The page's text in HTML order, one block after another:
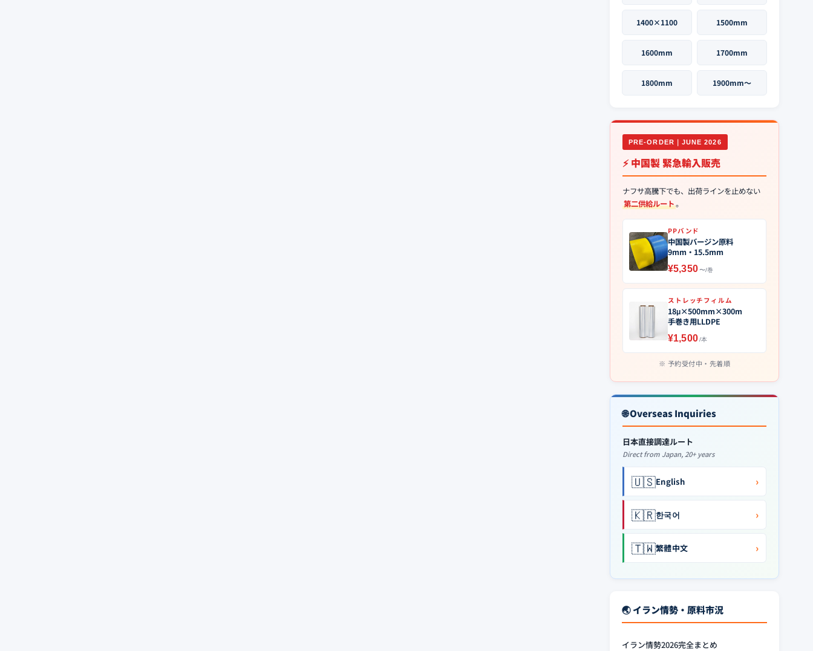
1400×1100 1500mm
1600mm 1700mm
1800mm 1900mm〜
PRE-ORDER｜JUNE 2026
⚡ 中国製 緊急輸入販売
ナフサ高騰下でも、出荷ラインを止めない
第二供給ルート。
PPバンド
中国製バージン原料
9mm・15.5mm
¥5,350〜/巻
ストレッチフィルム
18μ×500mm×300m
手巻き用LLDPE
¥1,500/本
予約受付中・先着順
🌐 Overseas Inquiries
日本直接調達ルート
Direct from Japan, 20+ years
🇺🇸English ›
🇰🇷한국어 ›
🇹🇼繁體中文 ›
🌏 イラン情勢・原料市況
イラン情勢2026完全まとめ